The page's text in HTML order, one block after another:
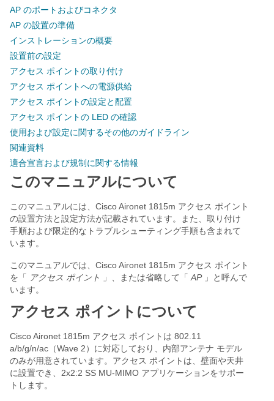
AP のポートおよびコネクタ
AP の設置の準備
インストレーションの概要
設置前の設定
アクセス ポイントの取り付け
アクセス ポイントへの電源供給
アクセス ポイントの設定と配置
アクセス ポイントの LED の確認
使用および設定に関するその他のガイドライン
関連資料
適合宣言および規制に関する情報
このマニュアルについて
このマニュアルには、Cisco Aironet 1815m アクセス ポイント
の設置方法と設定方法が記載されています。また、取り付け
手順および限定的なトラブルシューティング手順も含まれて
います。
このマニュアルでは、Cisco Aironet 1815m アクセス ポイント
を「
アクセス ポイント 」、または省略して「 AP」と呼んで
います。
アクセス ポイントについて
Cisco Aironet 1815m アクセス ポイントは 802.11
a/b/g/n/ac（Wave 2）に対応しており、内部アンテナ モデル
のみが用意されています。アクセス ポイントは、壁面や天井
に設置でき、2x2:2 SS MU-MIMO アプリケーションをサポー
トします。